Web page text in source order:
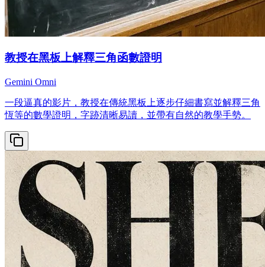
教授在黑板上解釋三角函數證明
Gemini Omni
一段逼真的影片，教授在傳統黑板上逐步仔細書寫並解釋三角
恆等的數學證明，字跡清晰易讀，並帶有自然的教學手勢。